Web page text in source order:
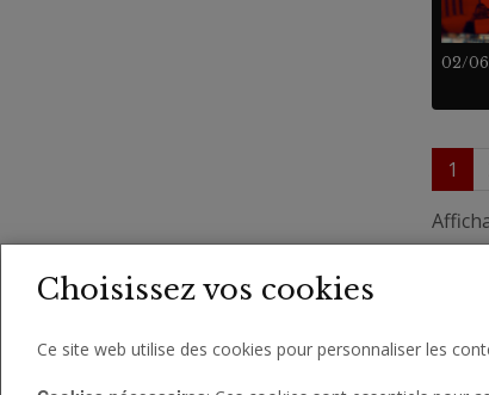
02/
1
Choisissez vos cookies
Ce site web utilise des cookies pour personnaliser les